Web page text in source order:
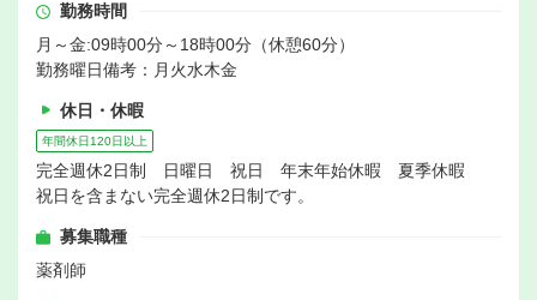
勤務時間
月～金:09時00分～18時00分（休憩60分）
勤務曜日備考：月火水木金
休日・休暇
年間休日120日以上
完全週休2日制 日曜日 祝日 年末年始休暇 夏季休暇
祝日を含まない完全週休2日制です。
募集職種
薬剤師